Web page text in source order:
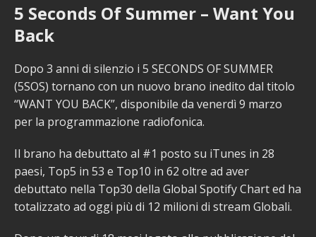
5 Seconds Of Summer – Want You
Back
Dopo 3 anni di silenzio i 5 SECONDS OF SUMMER
(5SOS) tornano con un nuovo brano inedito dal titolo
“WANT YOU BACK”, disponibile da venerdì 9 marzo
per la programmazione radiofonica.
Il brano ha debuttato al #1 posto su iTunes in 28
paesi, Top5 in 53 e Top10 in 62 oltre ad aver
debuttato nella Top30 della Global Spotify Chart ed ha
totalizzato ad oggi più di 12 milioni di stream Globali.